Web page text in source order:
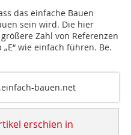
das einfache Bauen
sein wird. Die hier
Zahl von Referenzen
wie einfach führen. Be.
bauen.net
erschien in